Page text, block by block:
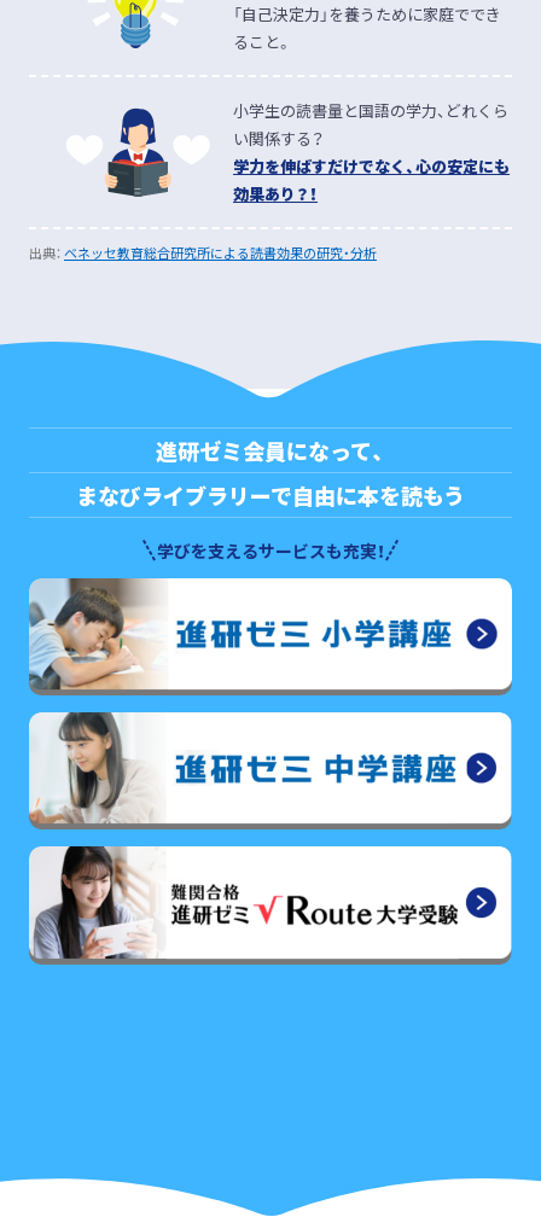
ています。
自分で図書館に行くと好き
な本しか手に取らないの
は普段読まないような本も
手にとっているようです。
らまなびライブラリーを活
今のお気に入りは、ドタバ
タヒーロー、かいけつゾロ
いです。
まなびライブラリ
ーでは図書館にない本を中
「自己決定力」を養うために家庭ででき
ること。
小学生の読書量と国語の学力、どれくら
い関係する？
学力を伸ばすだけでなく、心の安定にも
効果あり？！
出典： ベネッセ教育総合研究所による読書効果の研究・分析
進研ゼミ会員になって、
まなびライブラリーで自由に本を読もう
学びを支えるサービスも充実！